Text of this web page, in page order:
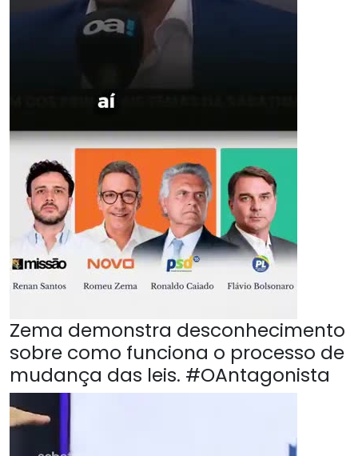
Zema demonstra desconhecimento
sobre como funciona o processo de
mudança das leis. #OAntagonista